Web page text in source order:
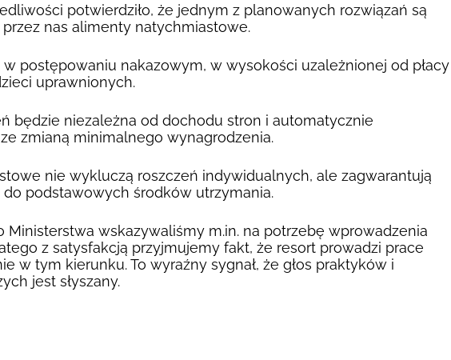
potwierdziło, że jednym z planowanych rozwiązań są
nas alimenty natychmiastowe.
w postępowaniu nakazowym, w wysokości uzależnionej od płacy
uprawnionych.
będzie niezależna od dochodu stron i automatycznie
zmianą minimalnego wynagrodzenia.
nie wykluczą roszczeń indywidualnych, ale zagwarantują
podstawowych środków utrzymania.
Ministerstwa wskazywaliśmy m.in. na potrzebę wprowadzenia
z satysfakcją przyjmujemy fakt, że resort prowadzi prace
w tym kierunku. To wyraźny sygnał, że głos praktyków i
jest słyszany.